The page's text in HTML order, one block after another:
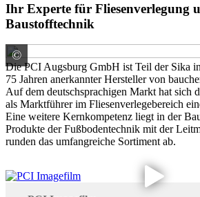
Ihr Experte für Fliesenverlegung
Baustofftechnik
©
PCI Augsburg GmbH
Die PCI Augsburg GmbH ist Teil der Sika
75 Jahren anerkannter Hersteller von
Auf dem deutschsprachigen Markt hat sich
als Marktführer im Fliesenverlegebereich
Eine weitere Kernkompetenz liegt in der
Produkte der Fußbodentechnik mit der
runden das umfangreiche Sortiment ab.